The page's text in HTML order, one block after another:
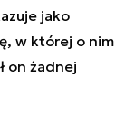
jako
w której o nim
on żadnej